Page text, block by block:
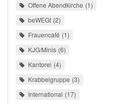
Offene Abendkirche 1
beWEGt 2
Frauencafé 1
KJG/Minis 6
Kantorei 4
Krabbelgruppe 3
International 17